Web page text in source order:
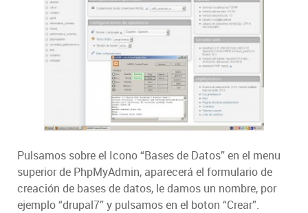
Pulsamos sobre el Icono “Bases de Datos” en el menu
superior de PhpMyAdmin, aparecerá el formulario de
creación de bases de datos, le damos un nombre, por
ejemplo “drupal7” y pulsamos en el boton “Crear”.